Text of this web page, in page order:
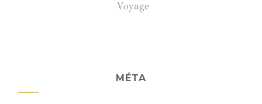
Voyage
MÉTA